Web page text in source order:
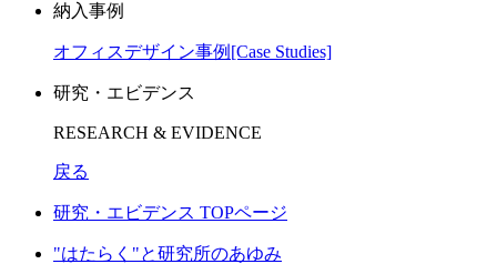
納入事例
オフィスデザイン事例[Case Studies]
研究・エビデンス
RESEARCH & EVIDENCE
戻る
研究・エビデンス TOPページ
"はたらく"と研究所のあゆみ